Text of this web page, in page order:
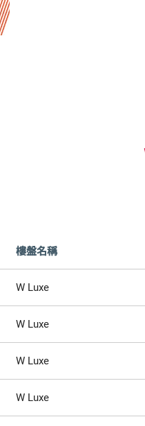
樓盤名稱
W Luxe
W Luxe
W Luxe
W Luxe